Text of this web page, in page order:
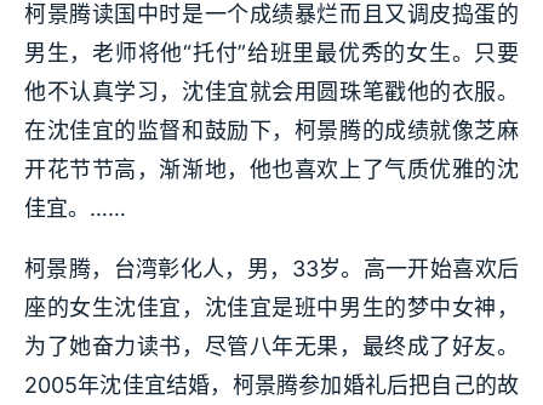
柯景腾读国中时是一个成绩暴烂而且又调皮捣蛋的
男生，老师将他“托付”给班里最优秀的女生。只要
他不认真学习，沈佳宜就会用圆珠笔戳他的衣服。
在沈佳宜的监督和鼓励下，柯景腾的成绩就像芝麻
开花节节高，渐渐地，他也喜欢上了气质优雅的沈
佳宜。……
柯景腾，台湾彰化人，男，33岁。高一开始喜欢后
座的女生沈佳宜，沈佳宜是班中男生的梦中女神，
为了她奋力读书，尽管八年无果，最终成了好友。
2005年沈佳宜结婚，柯景腾参加婚礼后把自己的故